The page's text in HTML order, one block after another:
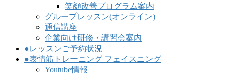
笑顔改善プログラム案内
グループレッスン(オンライン)
通信講座
企業向け研修・講習会案内
●レッスンご予約状況
●表情筋トレーニング フェイスニング
Youtube情報